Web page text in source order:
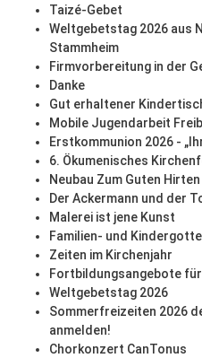
Taizé-Gebet
Weltgebetstag 2026 aus
Stammheim
Firmvorbereitung in der
Danke
Gut erhaltener
Mobile Jugendarbeit
Erstkommunion 2026 -
6. Ökumenisches
Neubau Zum Guten Hirten
Der Ackermann und der
Malerei ist jene Kunst
Familien- und
Zeiten im Kirchenjahr
Fortbildungsangebote
Weltgebetstag 2026
Sommerfreizeiten 2026
anmelden!
Chorkonzert CanTonus